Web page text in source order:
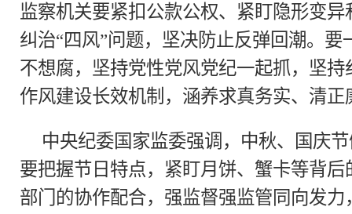
监察机关要紧扣公款公权、紧盯隐形变
纠治“四风”问题，坚决防止反弹回潮。
不想腐，坚持党性党风党纪一起抓，坚
作风建设长效机制，涵养求真务实、清
中央纪委国家监委强调，中秋、国庆
要把握节日特点，紧盯月饼、蟹卡等背后
部门的协作配合，强监督强监管同向发